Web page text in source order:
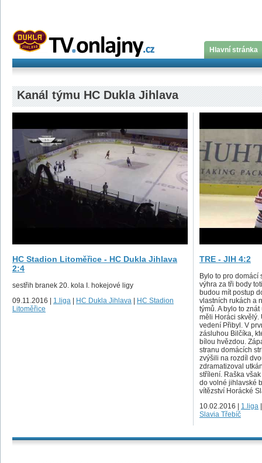
Hlavní stránka
Kanál týmu HC Dukla Jihlava
HC Stadion Litoměřice - HC Dukla Jihlava
2:4
sestřih branek 20. kola I. hokejové ligy
09.11.2016 | 1.liga HC Dukla Jihlava
HC Stadion
Litoměřice
TRE - JIH 4:2
Bylo to pro domácí
výhra za tři body
budou mít postup
vlastních rukách a
týmů. A bylo to
měli Horáci skvělý.
vedení Přibyl. V
zásluhou Bilčíka,
bílou hvězdou.
stranu domácích
zvýšili na rozdíl
zdramatizoval
střílení. Raška
do volné jihlavské
vítězství Horácké
10.02.2016 | 1.liga
Slavia Třebíč